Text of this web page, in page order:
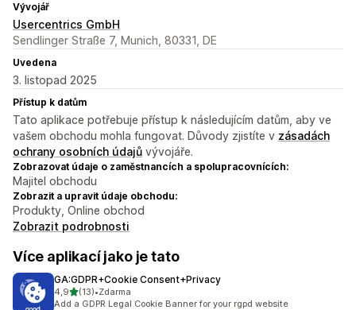
Vývojář
Usercentrics GmbH
Sendlinger Straße 7, Munich, 80331, DE
Uvedena
3. listopad 2025
Přístup k datům
Tato aplikace potřebuje přístup k následujícím datům, aby ve
vašem obchodu mohla fungovat. Důvody zjistíte v zásadách
ochrany osobních údajů vývojáře.
Zobrazovat údaje o zaměstnancích a spolupracovnících:
Majitel obchodu
Zobrazit a upravit údaje obchodu:
Produkty, Online obchod
Zobrazit podrobnosti
Více aplikací jako je tato
GA:GDPR+Cookie Consent+Privacy
4,9z 5 hvězd
(13)
Celkový počet recenzí: 13
•Zdarma
Add a GDPR Legal Cookie Banner for your rgpd website